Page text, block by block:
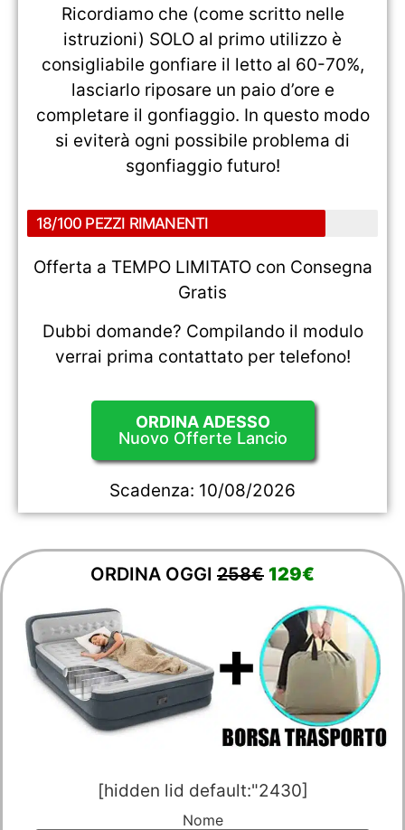
Ricordiamo che (come scritto nelle
istruzioni) SOLO al primo utilizzo è
consigliabile gonfiare il letto al 60-70%,
lasciarlo riposare un paio d’ore e
completare il gonfiaggio. In questo modo
si eviterà ogni possibile problema di
sgonfiaggio futuro!
18/100 PEZZI RIMANENTI
Offerta a TEMPO LIMITATO con Consegna
Gratis
Dubbi domande? Compilando il modulo
verrai prima contattato per telefono!
ORDINA ADESSO
Nuovo Offerte Lancio
Scadenza: 10/08/2026
ORDINA OGGI 258€ 129€
[hidden lid default:"2430]
Nome